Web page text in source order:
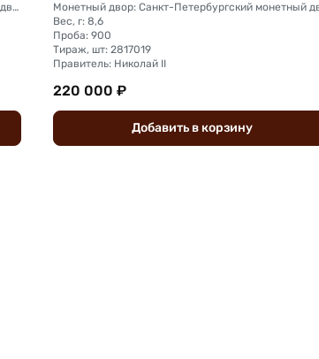
Монетный двор: Санкт-Петербургский монетный двор
Вес, г: 8,6
Проба: 900
Тираж, шт: 2817019
Правитель: Николай II
220 000 ₽
Добавить вкорзину